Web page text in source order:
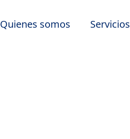
Quienes somos Servicios